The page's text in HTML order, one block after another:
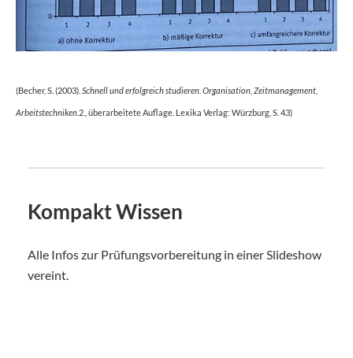
(Becher, S. (2003). Schnell und erfolgreich studieren. Organisation, Zeitmanagement,
Arbeitstechniken. 2., überarbeitete Auflage. Lexika Verlag: Würzburg, S. 43)
Kompakt Wissen
Alle Infos zur Prüfungsvorbereitung in einer Slideshow
vereint.